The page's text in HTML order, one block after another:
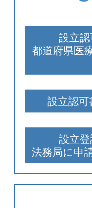
設立
都道府県医
設立認
設立
法務局に申